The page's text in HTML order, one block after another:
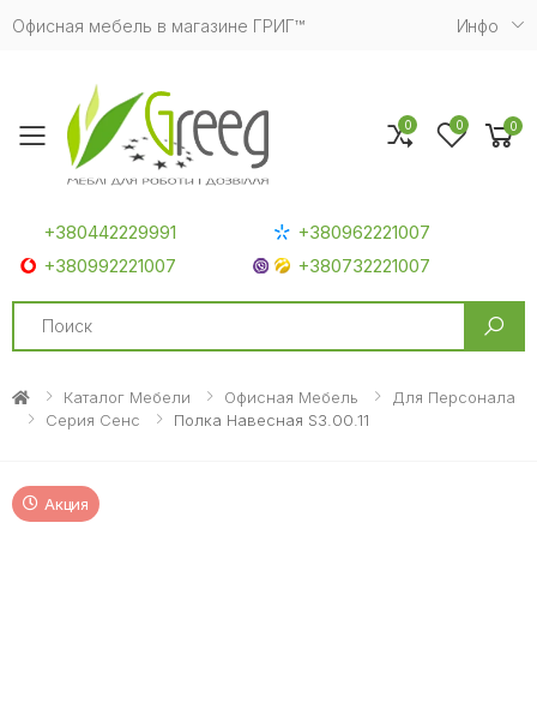
Офисная мебель в магазине ГРИГ™ Инфо
Toggle mobile menu
+380442229991
+380962221007
+380992221007
+380732221007
Search
0 0 0
Каталог Мебели Офисная Мебель
Для Персонала
Серия Сенс
Полка Навесная S3.00.11
Акция